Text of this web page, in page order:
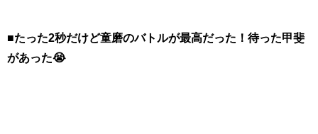
■たった2秒だけど童磨のバトルが最高だった！待った甲斐
があった😭